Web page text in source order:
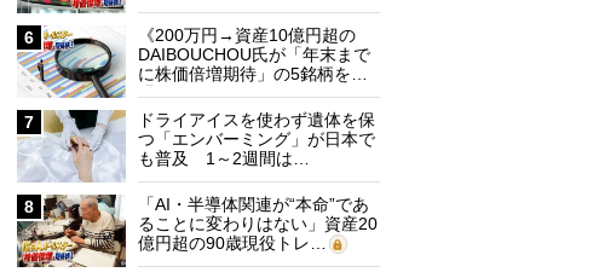
6
《200万円→資産10億円超の
DAIBOUCHOU氏が「年末まで
に株価倍増期待」の5銘柄を…
7
ドライアイスを使わず遺体を保
つ「エンバーミング」が日本で
も普及 1～2週間は…
8
「AI・半導体関連が“本命”であ
ることに変わりはない」資産20
億円超の90歳現役トレ…